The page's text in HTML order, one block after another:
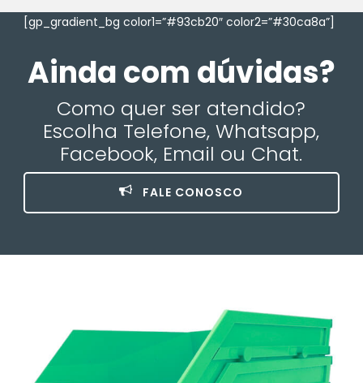
[gp_gradient_bg color1=”#93cb20″ color2=”#30ca8a”]
Ainda com dúvidas?
Como quer ser atendido?
Escolha Telefone, Whatsapp,
Facebook, Email ou Chat.
FALE CONOSCO